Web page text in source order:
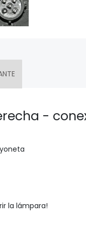
-
la lámpara!